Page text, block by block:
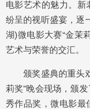
电影艺术的魅力。新
纷呈的视听盛宴，逐
湖)微电影大赛“金茉
艺术与荣誉的交汇。
颁奖盛典的重头戏
莉奖”晚会现场，颁
秀作品奖，微电影最